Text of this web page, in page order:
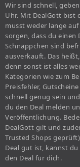
Wir sind schnell,
Uhr. Mit DealGott bist
musst weder lange
sorgen, dass du einen
Schnäppchen sind
ausverkauft. Das
denn sonst ist alles
Kategorien wie zum
Preisfehler,
schnell genug sein
du den Deal melden
Veröffentlichung.
DealGott gilt und
Trusted Shops
Deal gut ist, kannst
den Deal für dich.